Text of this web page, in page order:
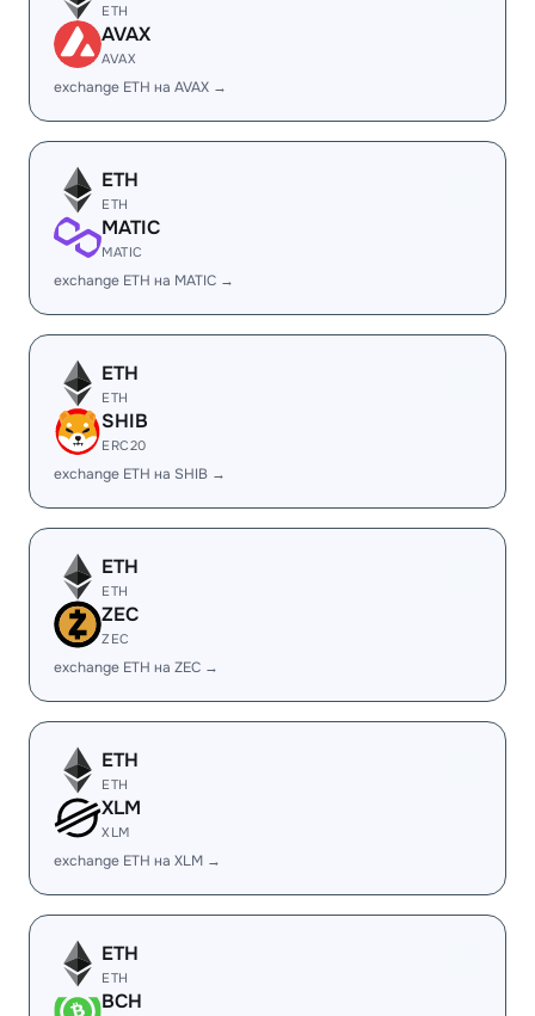
ETH
AVAX
AVAX
exchange ETH на AVAX →
ETH
ETH
MATIC
MATIC
exchange ETH на MATIC →
ETH
ETH
SHIB
ERC20
exchange ETH на SHIB →
ETH
ETH
ZEC
ZEC
exchange ETH на ZEC →
ETH
ETH
XLM
XLM
exchange ETH на XLM →
ETH
ETH
BCH